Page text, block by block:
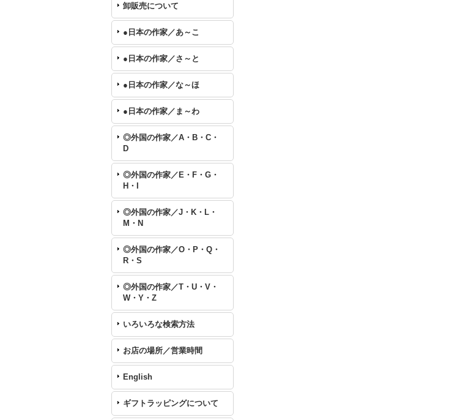
卸販売について
●日本の作家／あ～こ
●日本の作家／さ～と
●日本の作家／な～ほ
●日本の作家／ま～わ
◎外国の作家／A・B・C・
D
◎外国の作家／E・F・G・
H・I
◎外国の作家／J・K・L・
M・N
◎外国の作家／O・P・Q・
R・S
◎外国の作家／T・U・V・
W・Y・Z
いろいろな検索方法
お店の場所／営業時間
English
ギフトラッピングについて